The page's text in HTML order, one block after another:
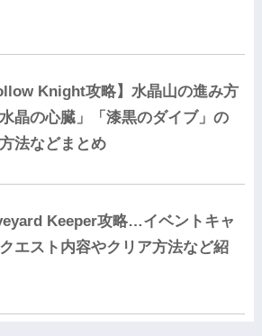
Knight攻略】水晶山の進み方
晶の心臓」「漆黒のダイブ」の
法などまとめ
Keeper攻略…イベントキャ
エスト内容やクリア方法など紹